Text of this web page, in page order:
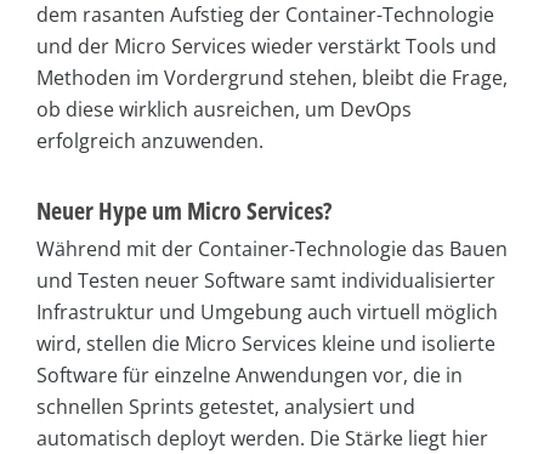
dem rasanten Aufstieg der Container-Technologie
und der Micro Services wieder verstärkt Tools und
Methoden im Vordergrund stehen, bleibt die Frage,
ob diese wirklich ausreichen, um DevOps
erfolgreich anzuwenden.
Neuer Hype um Micro Services?
Während mit der Container-Technologie das Bauen
und Testen neuer Software samt individualisierter
Infrastruktur und Umgebung auch virtuell möglich
wird, stellen die Micro Services kleine und isolierte
Software für einzelne Anwendungen vor, die in
schnellen Sprints getestet, analysiert und
automatisch deployt werden. Die Stärke liegt hier